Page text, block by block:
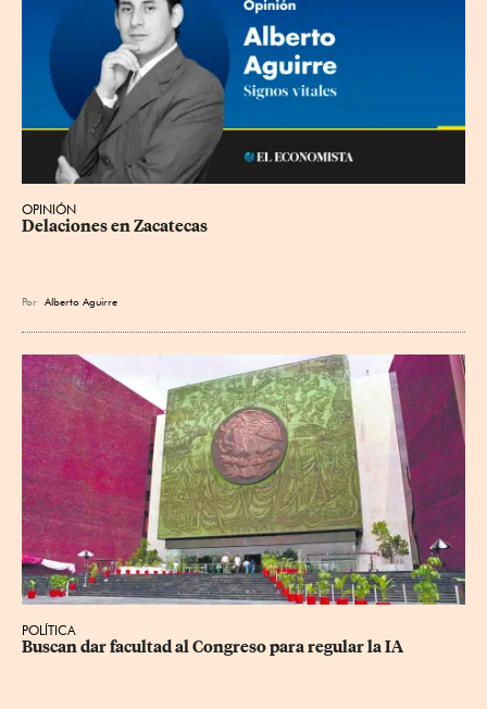
OPINIÓN
Delaciones en Zacatecas
Por Alberto Aguirre
POLÍTICA
Buscan dar facultad al Congreso para regular la IA